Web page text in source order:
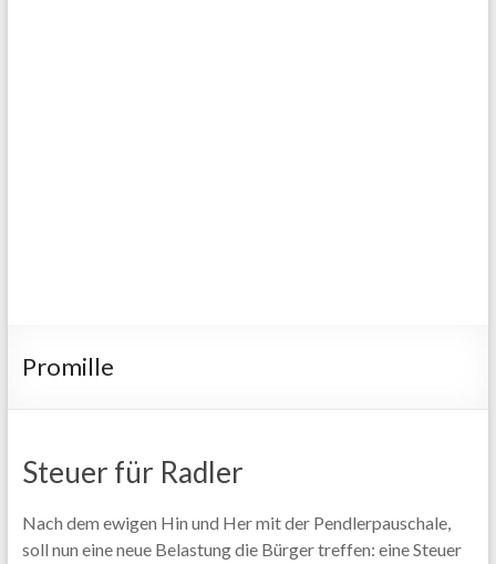
Promille
Steuer für Radler
Nach dem ewigen Hin und Her mit der Pendlerpauschale,
soll nun eine neue Belastung die Bürger treffen: eine Steuer